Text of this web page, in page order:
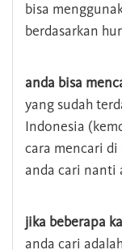
bisa
berdasarkan
anda bisa
yang sudah
Indonesia
cara mencari
anda cari nanti
jika beberapa
anda cari